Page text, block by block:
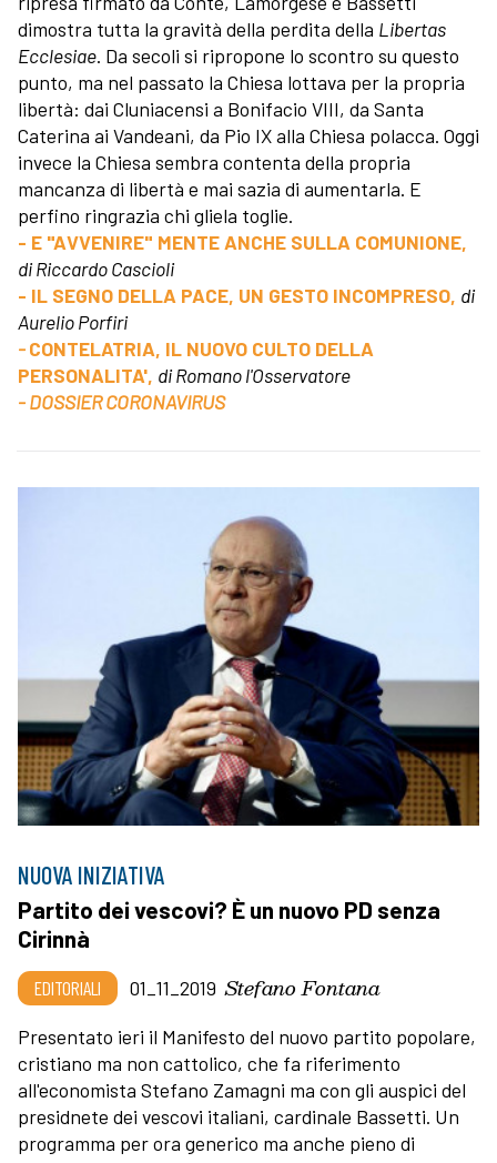
dimostra tutta la gravità della perdita della Libertas
Ecclesiae. Da secoli si ripropone lo scontro su questo
punto, ma nel passato la Chiesa lottava per la propria
libertà: dai Cluniacensi a Bonifacio VIII, da Santa
Caterina ai Vandeani, da Pio IX alla Chiesa polacca. Oggi
invece la Chiesa sembra contenta della propria
mancanza di libertà e mai sazia di aumentarla. E
perfino ringrazia chi gliela toglie.
- E "AVVENIRE" MENTE ANCHE SULLA COMUNIONE,
di Riccardo Cascioli
- IL SEGNO DELLA PACE, UN GESTO INCOMPRESO, di
Aurelio Porfiri
-CONTELATRIA, IL NUOVO CULTO DELLA
PERSONALITA', di Romano l'Osservatore
- DOSSIER CORONAVIRUS
NUOVA INIZIATIVA
Partito dei vescovi? È un nuovo PD senza
Cirinnà
EDITORIALI 01_11_2019 Stefano Fontana
Presentato ieri il Manifesto del nuovo partito popolare,
cristiano ma non cattolico, che fa riferimento
all'economista Stefano Zamagni ma con gli auspici del
presidnete dei vescovi italiani, cardinale Bassetti. Un
programma per ora generico ma anche pieno di